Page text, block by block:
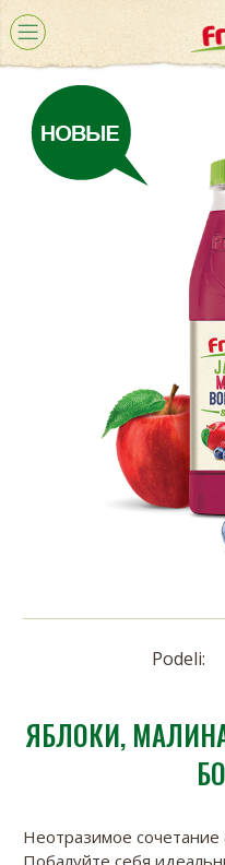
Podeli:
ЯБЛОКИ,
Неотразимое
Побалуйте себя